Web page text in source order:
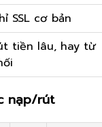
SSL cơ bản
tiền lâu, hay từ
nạp/rút